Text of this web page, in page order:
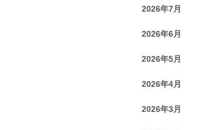
2026年7月
2026年6月
2026年5月
2026年4月
2026年3月